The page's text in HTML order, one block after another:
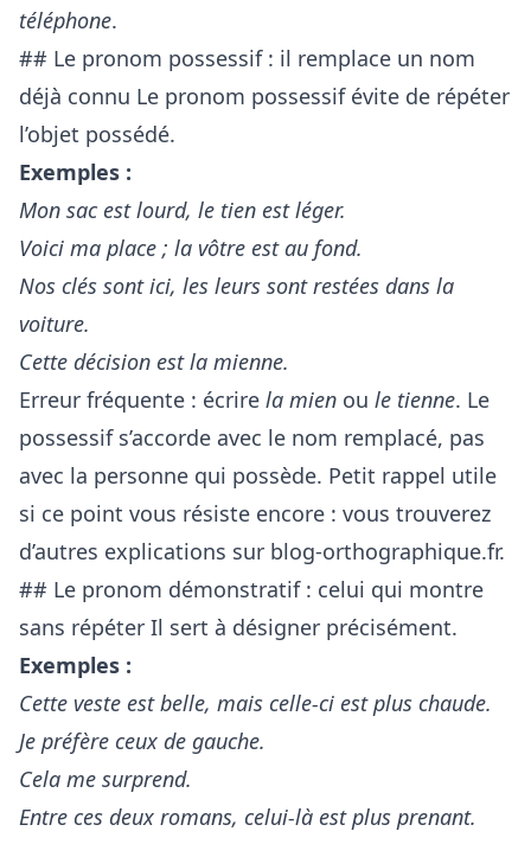
téléphone.
## Le pronom possessif : il remplace un nom
déjà connu Le pronom possessif évite de répéter
l’objet possédé.
Exemples :
Mon sac est lourd, le tien est léger.
Voici ma place ; la vôtre est au fond.
Nos clés sont ici, les leurs sont restées dans la
voiture.
Cette décision est la mienne.
Erreur fréquente : écrire la mien ou le tienne. Le
possessif s’accorde avec le nom remplacé, pas
avec la personne qui possède. Petit rappel utile
si ce point vous résiste encore : vous trouverez
d’autres explications sur blog-orthographique.fr.
## Le pronom démonstratif : celui qui montre
sans répéter Il sert à désigner précisément.
Exemples :
Cette veste est belle, mais celle-ci est plus chaude.
Je préfère ceux de gauche.
Cela me surprend.
Entre ces deux romans, celui-là est plus prenant.